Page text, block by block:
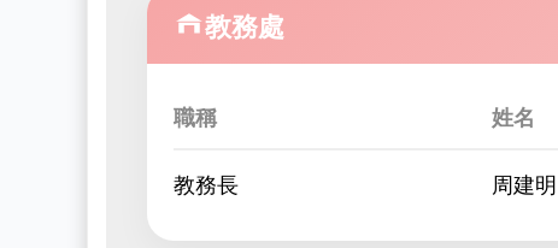
教務處
職稱 姓名
教務長 周建明